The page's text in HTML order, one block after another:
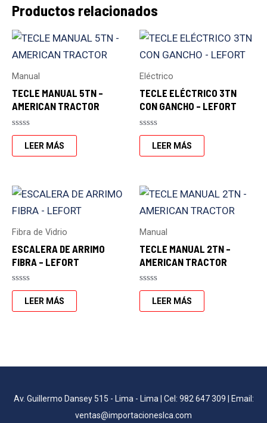
Productos relacionados
Manual
TECLE MANUAL 5TN –
AMERICAN TRACTOR
Valorado
con
de
LEER MÁS
Eléctrico
TECLE ELÉCTRICO 3TN
CON GANCHO – LEFORT
Valorado
con
de
LEER MÁS
Fibra de Vidrio
ESCALERA DE ARRIMO
FIBRA – LEFORT
Valorado
conLEER MÁS
Manual
TECLE MANUAL 2TN –
AMERICAN TRACTOR
Valorado
conLEER MÁS
Av. Guillermo Dansey 515 - Lima - Lima | Cel: 982 647 309 | Email:
ventas@importacioneslca.com